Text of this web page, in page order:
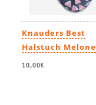
Knauders Best
Halstuch Melone
10,00€